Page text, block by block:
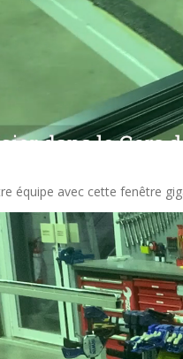
équipe avec cette fenêtre